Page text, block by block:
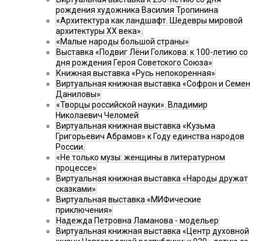
рождения художника Василия Тропинина
«Архитектура как ландшафт. Шедевры мировой
архитектуры XX века».
«Малые народы большой страны»
Выставка «Подвиг Лёни Голикова: к 100-летию со
дня рождения Героя Советского Союза»
Книжная выставка «Русь непокоренная»
Виртуальная книжная выставка «Софрон и Семен
Даниловы»
«Творцы российской науки». Владимир
Николаевич Челомей
Виртуальная книжная выставка «Кузьма
Григорьевич Абрамов» к Году единства народов
России.
«Не только музы: женщины в литературном
процессе»
Виртуальная книжная выставка «Народы дружат
сказками»
Виртуальная выставка «МИФические
приключения»
Надежда Петровна Ламанова - модельер
Виртуальная книжная выставка «Центр духовной